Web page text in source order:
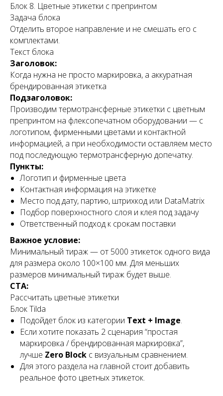
Блок 8. Цветные этикетки с препринтом
Задача блока
Отделить второе направление и не смешать его с
комплектами.
Текст блока
Заголовок:
Когда нужна не просто маркировка, а аккуратная
брендированная этикетка
Подзаголовок:
Производим термотрансферные этикетки с цветным
препринтом на флексопечатном оборудовании — с
логотипом, фирменными цветами и контактной
информацией, а при необходимости оставляем место
под последующую термотрансферную допечатку.
Пункты:
Логотип и фирменные цвета
Контактная информация на этикетке
Место под дату, партию, штрихкод или DataMatrix
Подбор поверхностного слоя и клея под задачу
Ответственный подход к срокам поставки
Важное условие:
Минимальный тираж — от 5000 этикеток одного вида
для размера около 100×100 мм. Для меньших
размеров минимальный тираж будет выше.
CTA:
Рассчитать цветные этикетки
Блок Tilda
Подойдет блок из категории Text + Image.
Если хотите показать 2 сценария “простая
маркировка / брендированная маркировка”,
лучше Zero Block с визуальным сравнением.
Для этого раздела на главной стоит добавить
реальное фото цветных этикеток.